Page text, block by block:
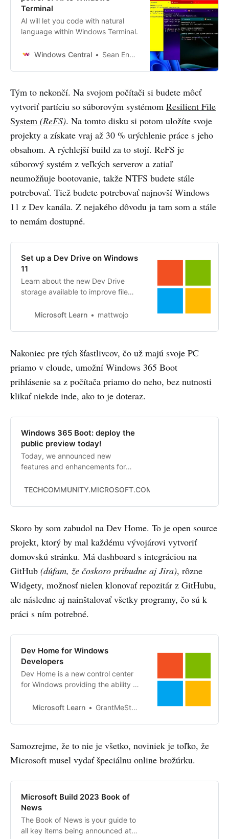
Terminal
AI will let you code with natural
language within Windows Terminal.
Windows Central Sean Endicott
Tým to nekončí. Na svojom počítači si budete môcť
vytvoriť partíciu so súborovým systémom Resilient File
System (ReFS). Na tomto disku si potom uložíte svoje
projekty a získate vraj až 30 % urýchlenie práce s jeho
obsahom. A rýchlejší build za to stojí. ReFS je
súborový systém z veľkých serverov a zatiaľ
neumožňuje bootovanie, takže NTFS budete stále
potrebovať. Tiež budete potrebovať najnovší Windows
11 z Dev kanála. Z nejakého dôvodu ja tam som a stále
to nemám dostupné.
Set up a Dev Drive on Windows
11
Learn about the new Dev Drive
storage available to improve file
development scenarios using the
to set it up, designate trust to use
Defender Antivirus, customized
filters, and FAQs.
Microsoft Learn mattwojo
Nakoniec pre tých šťastlivcov, čo už majú svoje PC
priamo v cloude, umožní Windows 365 Boot
prihlásenie sa z počítača priamo do neho, bez nutnosti
klikať niekde inde, ako to je doteraz.
Windows 365 Boot: deploy the
public preview today!
Today, we announced new
features and enhancements for
anticipated Windows 365 Boot!
Windows 11, version 22H2 PC lets
Windows 365 Cloud PC as the
primary Windows experience on
the device. When you power on
TECHCOMMUNITY.MICROSOFT.COM
Skoro by som zabudol na Dev Home. To je open source
projekt, ktorý by mal každému vývojárovi vytvoriť
domovskú stránku. Má dashboard s integráciou na
GitHub (dúfam, že čoskoro pribudne aj Jira), rôzne
Widgety, možnosť nielen klonovať repozitár z GitHubu,
ale následne aj nainštalovať všetky programy, čo sú k
práci s ním potrebné.
Dev Home for Windows
Developers
Dev Home is a new control center
for Windows providing the ability to
tasks using customizable widgets,
connect to your developer
GitHub), and install apps and
packages all in one place.
Microsoft Learn GrantMeStrength
Samozrejme, že to nie je všetko, noviniek je toľko, že
Microsoft musel vydať špeciálnu online brožúrku.
Microsoft Build 2023 Book of
News
The Book of News is your guide to
all key items being announced at